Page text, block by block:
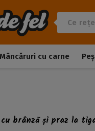
Mâncăruri cu carne
brânză și praz la